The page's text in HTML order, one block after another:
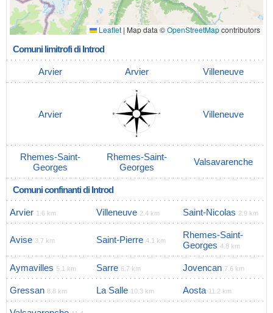
Leaflet | Map data ©OpenStreetMapcontributors
Comuni limitrofi di Introd
Arvier Arvier Villeneuve
Arvier Villeneuve
Rhemes-Saint-
Georges
Rhemes-Saint-
Georges
Valsavarenche
Comuni confinanti di Introd
Arvier 1.6 km Villeneuve 2.4 km Saint-Nicolas 2.9 km
Avise 3.7 km Saint-Pierre 4.1 km
Rhemes-Saint-
Georges 4.8 km
Aymavilles 5.1 km Sarre 6.7 km Jovencan 7.6 km
Gressan 8.8 km La Salle 10.3 km Aosta 11.2 km